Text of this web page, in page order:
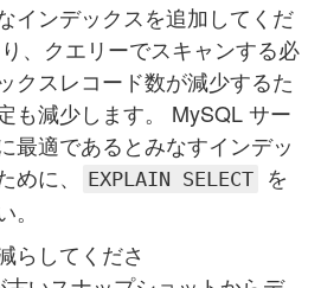
インデックスを追加してくだ
、クエリーでスキャンする必
クスレコード数が減少するた
も減少します。 MySQL サー
最適であるとみなすインデッ
に、
EXPLAIN SELECT
を
らしてくださ